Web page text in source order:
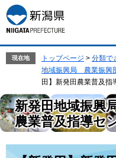
ー
ジ
の
す。
ニ
ュ
ー
し
て
本
文
へ
現在地 トップページ > 分類で
地域振興局 農業振興
田】新発田農業普及
新発田地域振興
農業普及指導セ